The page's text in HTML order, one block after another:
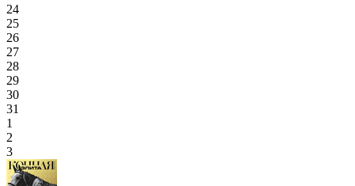
24
25
26
27
28
29
30
31
1
2
3